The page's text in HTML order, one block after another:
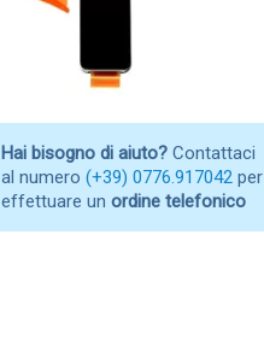
Hai bisogno di aiuto? Contattaci
al numero (+39) 0776.917042 per
effettuare un ordine telefonico